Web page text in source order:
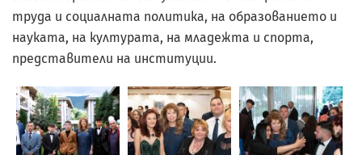
труда и социалната политика, на образованието и
науката, на културата, на младежта и спорта,
представители на институции.